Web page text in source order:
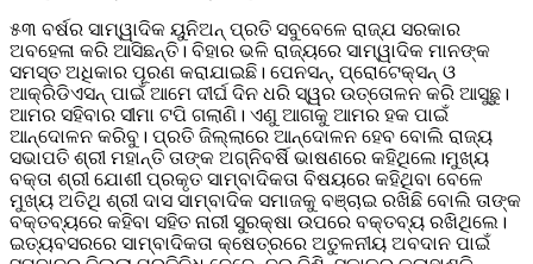
୫୩ ବର୍ଷର ସାମ୍ୱାଦିକ ୟୁନିଅନ୍ ପ୍ରତି ସବୁବେଳେ ରାଜ୍ଯ ସରକାର
ଅବହେଳା କରି ଆସିଛନ୍ତି। ବିହାର ଭଳି ରାଜ୍ୟରେ ସାମ୍ୱାଦିକ ମାନଙ୍କ
ସମସ୍ତ ଅଧିକାର ପୂରଣ କରାଯାଇଛି। ପେନସନ୍, ପ୍ରୋଟେକ୍ସନ୍ ଓ
ଆକ୍ରିଡିଏସନ୍ ପାଇଁ ଆମେ ଦୀର୍ଘ ଦିନ ଧରି ସ୍ୱର ଉତ୍ତୋଳନ କରି ଆସୁଛୁ।
ଆମର ସହିବାର ସୀମା ଟପି ଗଲାଣି। ଏଣୁ ଆଗକୁ ଆମର ହକ ପାଇଁ
ଆନ୍ଦୋଳନ କରିବୁ। ପ୍ରତି ଜିଲ୍ଲାରେ ଆନ୍ଦୋଳନ ହେବ ବୋଲି ରାଜ୍ୟ
ସଭାପତି ଶ୍ରୀ ମହାନ୍ତି ତାଙ୍କ ଅଗ୍ନିବର୍ଷି ଭାଷଣରେ କହିଥିଲେ।ମୁଖ୍ୟ
ବକ୍ତା ଶ୍ରୀ ଯୋଶୀ ପ୍ରକୃତ ସାମ୍ବାଦିକତା ବିଷୟରେ କହିଥିବା ବେଳେ
ମୁଖ୍ୟ ଅତିଥି ଶ୍ରୀ ଦାସ ସାମ୍ବାଦିକ ସମାଜକୁ ବଞ୍ଚାଇ ରଖିଛି ବୋଲି ତାଙ୍କ
ବକ୍ତବ୍ୟରେ କହିବା ସହିତ ନାରୀ ସୁରକ୍ଷା ଉପରେ ବକ୍ତବ୍ୟ ରଖିଥିଲେ।
ଇତ୍ୟବସରରେ ସାମ୍ବାଦିକତା କ୍ଷେତ୍ରରେ ଅତୁଳନୀୟ ଅବଦାନ ପାଇଁ